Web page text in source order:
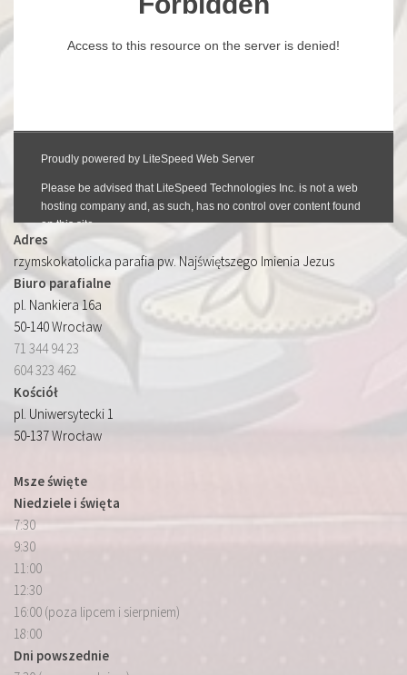
Adres
rzymskokatolicka parafia pw. Najświętszego Imienia Jezus
Biuro parafialne
pl. Nankiera 16a
50-140 Wrocław
71 344 94 23
604 323 462
Kościół
pl. Uniwersytecki 1
50-137 Wrocław
Msze święte
Niedziele i święta
7:30
9:30
11:00
12:30
16:00 (poza lipcem i sierpniem)
18:00
Dni powszednie